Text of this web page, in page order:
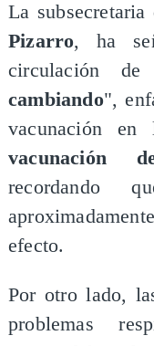
La
Pizarro, ha
circulación
cambiando",
vacunación
vacunación
recordando
efecto.
Por otro lado,
problemas